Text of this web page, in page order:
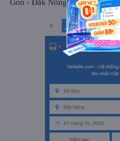
Gòn - Đăk Nông. Sau đó dùng